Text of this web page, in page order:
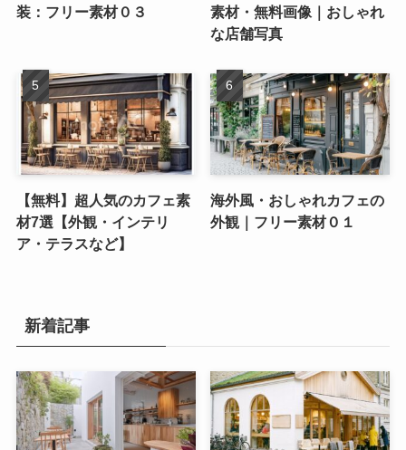
装：フリー素材０３
素材・無料画像｜おしゃれ
な店舗写真
【無料】超人気のカフェ素
材7選【外観・インテリ
ア・テラスなど】
海外風・おしゃれカフェの
外観｜フリー素材０１
新着記事